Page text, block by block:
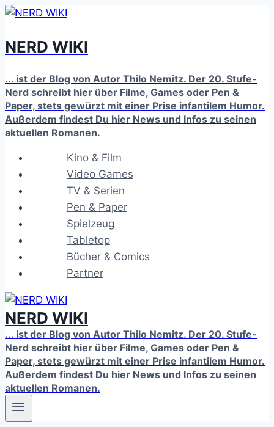
Zum
springen
NERD WIKI
... ist der Blog von Autor Thilo Nemitz. Der 20. Stufe-
Nerd schreibt hier über Filme, Games oder Pen &
Paper, stets gewürzt mit einer Prise infantilem Humor.
Außerdem findest Du hier News und Infos zu seinen
aktuellen Romanen.
Kino & Film
Video Games
TV & Serien
Pen & Paper
Spielzeug
Tabletop
Bücher & Comics
Partner
NERD WIKI
... ist der Blog von Autor Thilo Nemitz. Der 20. Stufe-
Nerd schreibt hier über Filme, Games oder Pen &
Paper, stets gewürzt mit einer Prise infantilem Humor.
Außerdem findest Du hier News und Infos zu seinen
aktuellen Romanen.